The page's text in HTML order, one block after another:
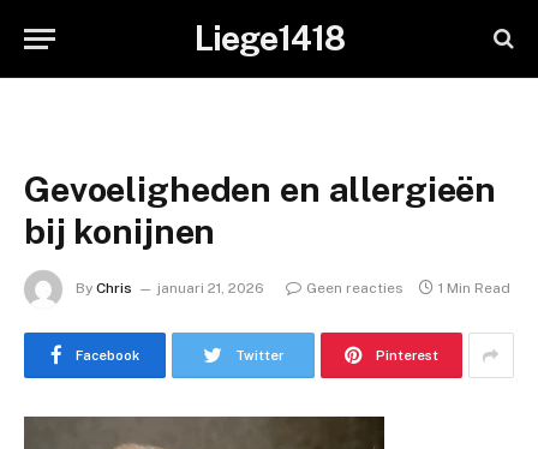
Liege1418
Gevoeligheden en allergieën
bij konijnen
By Chris januari 21, 2026 Geen reacties 1 Min Read
Facebook Twitter Pinterest